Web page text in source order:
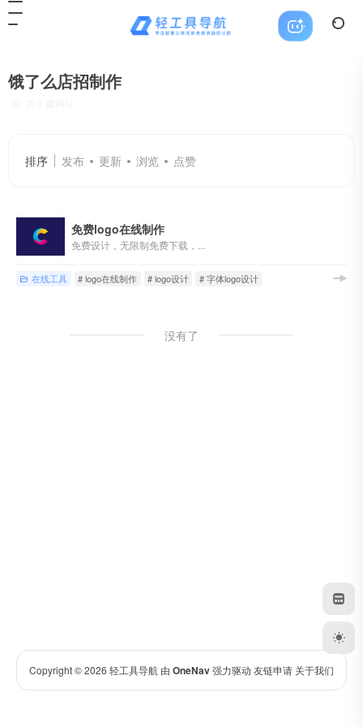
饿了么店招制作
排序 发布 更新 浏览 点赞
免费logo在线制作
免费设计，无限制免费下载，...
在线工具 # logo在线制作 # logo设计 # 字体logo设计
没有了
Copyright © 2026 轻工具导航 由 OneNav强力驱动 友链申请 关于我们